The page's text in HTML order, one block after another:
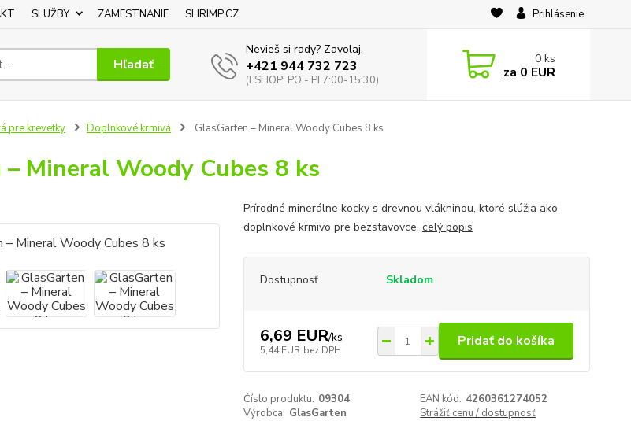
SLUŽBY ZAMESTNANIE SHRIMP.CZ Prihlásenie
Hľadať
Nevieš si rady? Zavolaj.
+421 944 732 723
(ESHOP: PO - PI 7:00-15:30)
0 ks
za 0 EUR
pre krevetky Doplnkové krmivá GlasGarten – Mineral Woody Cubes 8 ks
Mineral Woody Cubes 8 ks
Prírodné minerálne kocky s drevnou vlákninou, ktoré slúžia ako
doplnkové krmivo pre bezstavovce. celý popis
Dostupnosť Skladom
6,69 EUR/ks
5,44 EUR bez DPH
Pridať do košíka
Číslo produktu: 09304 EAN kód: 4260361274052
Výrobca: GlasGarten Strážiť cenu / dostupnosť